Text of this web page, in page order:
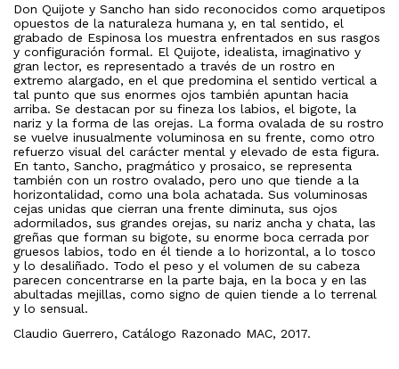
Don Quijote y Sancho han sido reconocidos como arquetipos
opuestos de la naturaleza humana y, en tal sentido, el
grabado de Espinosa los muestra enfrentados en sus rasgos
y configuración formal. El Quijote, idealista, imaginativo y
gran lector, es representado a través de un rostro en
extremo alargado, en el que predomina el sentido vertical a
tal punto que sus enormes ojos también apuntan hacia
arriba. Se destacan por su fineza los labios, el bigote, la
nariz y la forma de las orejas. La forma ovalada de su rostro
se vuelve inusualmente voluminosa en su frente, como otro
refuerzo visual del carácter mental y elevado de esta figura.
En tanto, Sancho, pragmático y prosaico, se representa
también con un rostro ovalado, pero uno que tiende a la
horizontalidad, como una bola achatada. Sus voluminosas
cejas unidas que cierran una frente diminuta, sus ojos
adormilados, sus grandes orejas, su nariz ancha y chata, las
greñas que forman su bigote, su enorme boca cerrada por
gruesos labios, todo en él tiende a lo horizontal, a lo tosco
y lo desaliñado. Todo el peso y el volumen de su cabeza
parecen concentrarse en la parte baja, en la boca y en las
abultadas mejillas, como signo de quien tiende a lo terrenal
y lo sensual.
Claudio Guerrero, Catálogo Razonado MAC, 2017.